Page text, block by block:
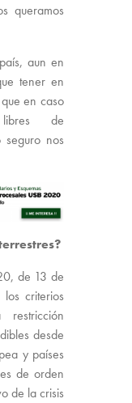
queramos
aun en
tener en
en caso
de
seguro nos
de 13 de
criterios
desde
y países
de orden
de la crisis